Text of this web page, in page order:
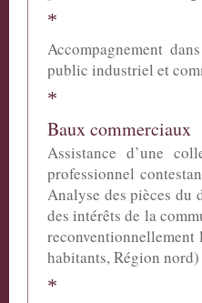
*
Accompagnement
public industriel et
*
Baux commerciaux
Assistance d’une
professionnel
Analyse des pièces du
des intérêts de la
habitants, Région nord)
*